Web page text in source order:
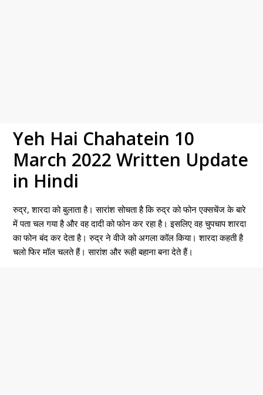
Yeh Hai Chahatein 10
March 2022 Written Update
in Hindi
रुद्र, शारदा को बुलाता है। सारांश सोचता है कि रुद्र को फोन एक्सचेंज के बारे
में पता चल गया है और वह दादी को फोन कर रहा है। इसलिए वह चुपचाप शारदा
का फोन बंद कर देता है। रुद्र ने वीजे को अगला कॉल किया। शारदा कहती है
चलो फिर मॉल चलते हैं। सारांश और रूही बहाना बना देते हैं।